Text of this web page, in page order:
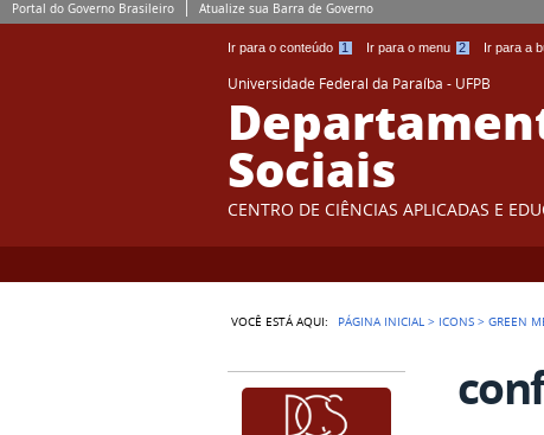
Portal do Governo Brasileiro Atualize sua Barra de Governo
Ir para o conteúdo 1 Ir para o menu 2 Ir para a
Universidade Federal da Paraíba - UFPB
Sociais
CENTRO DE CIÊNCIAS APLICADAS E
VOCÊ ESTÁ AQUI: PÁGINA INICIAL > ICONS >GREEN